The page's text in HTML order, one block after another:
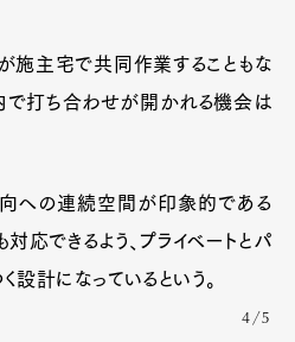
施主宅で共同作業することもな
で打ち合わせが開かれる機会は
向への連続空間が印象的である
応できるよう、プライベートとパ
設計になっているという。
4/5